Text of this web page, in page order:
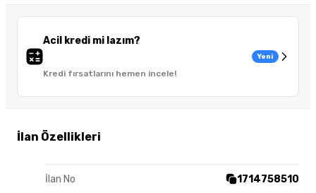
Acil kredi mi lazım?
Kredi fırsatlarını hemen incele!
Yeni
İlan Özellikleri
İlan No 1714758510